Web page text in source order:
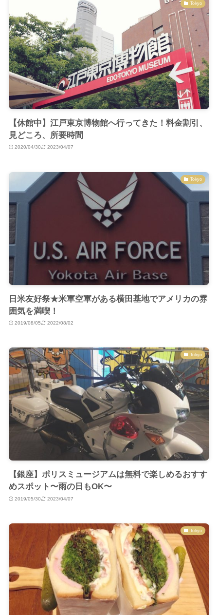
Tokyo
【休館中】江戸東京博物館へ行ってきた！料金割引、
見どころ、所要時間
2020/04/30 2023/04/07
Tokyo
日米友好祭★米軍空軍がある横田基地でアメリカの雰
囲気を満喫！
2019/08/05 2022/08/02
Tokyo
【銀座】ポリスミュージアムは無料で楽しめるおすす
めスポット〜雨の日もOK〜
2019/05/30 2023/04/07
Tokyo